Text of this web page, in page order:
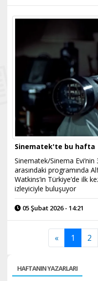
Sinematek'te bu hafta
Sinematek/Sinema
arasındaki programında
Watkins’in Türkiye’de ilk
izleyiciyle buluşuyor
05 Şubat 2026 - 14:21
« 1 2
HAFTANIN YAZARLARI